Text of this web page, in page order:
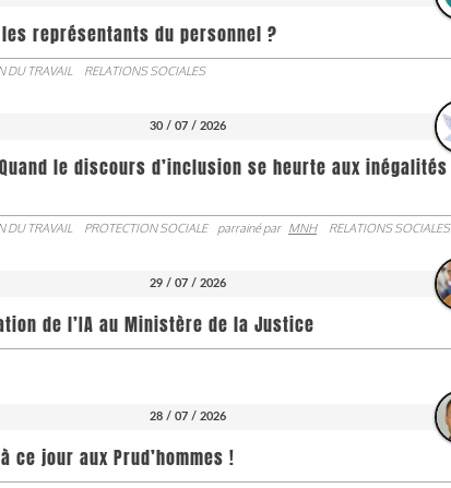
représentants du personnel ?
DU TRAVAIL RELATIONS SOCIALES
30 / 07 / 2026
le discours d’inclusion se heurte aux inégalités
DU TRAVAIL PROTECTION SOCIALE parrainé par MNH RELATIONS SOCIALES
29 / 07 / 2026
de l’IA au Ministère de la Justice
28 / 07 / 2026
ce jour aux Prud’hommes !